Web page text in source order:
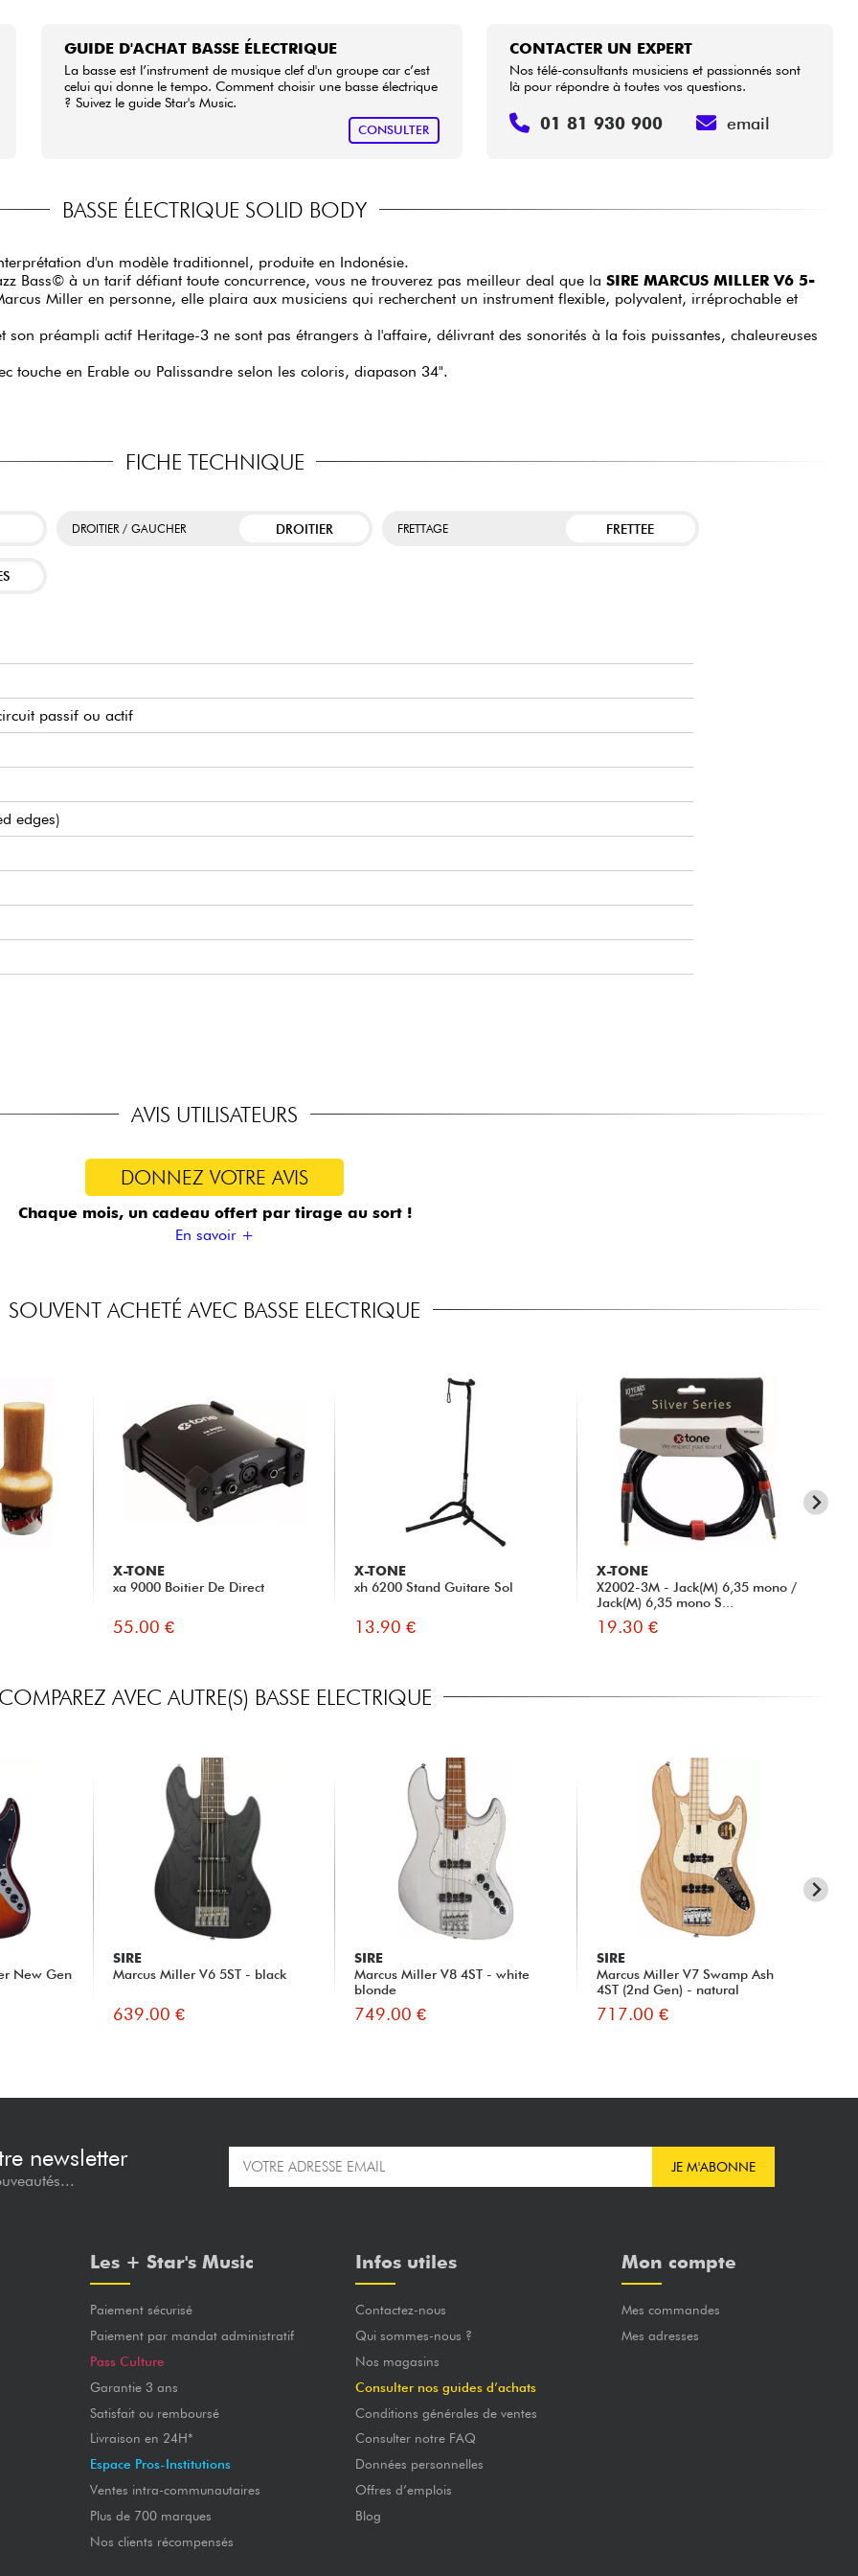
GUIDE D'ACHAT BASSE ÉLECTRIQUE
La basse est l’instrument de musique clef d'un groupe car c’est
celui qui donne le tempo. Comment choisir une basse électrique
? Suivez le guide Star's Music.
CONSULTER
CONTACTER UN EXPERT
Nos télé-consultants musiciens et passionnés sont
là pour répondre à toutes vos questions.
01 81 930 900 email
BASSE ÉLECTRIQUE SOLID BODY
d'un modèle traditionnel, produite en Indonésie.
Bass© à un tarif défiant toute concurrence, vous ne trouverez pas meilleur deal que la SIRE MARCUS MILLER V6 5-
Miller en personne, elle plaira aux musiciens qui recherchent un instrument flexible, polyvalent, irréprochable et
son préampli actif Heritage-3 ne sont pas étrangers à l'affaire, délivrant des sonorités à la fois puissantes, chaleureuses
touche en Erable ou Palissandre selon les coloris, diapason 34".
FICHE TECHNIQUE
DROITIER / GAUCHER DROITIER FRETTAGE FRETTEE
passif ou actif
edges)
active/passive (18v via 2x piles 9v)
Treble, Middle, Bass, Mini Toggle (Active / Passive )
bridge
Light Weight Open Gear
AVIS UTILISATEURS
DONNEZ VOTRE AVIS
Chaque mois, un cadeau offert par tirage au sort !
En savoir +
SOUVENT ACHETÉ AVEC BASSE ELECTRIQUE
X-TONE
xa 9000 Boitier De Direct
55.00 €
X-TONE
xh 6200 Stand Guitare Sol
13.90 €
X-TONE
X2002-3M - Jack(M) 6,35 mono /
Jack(M) 6,35 mono S...
19.30 €
COMPAREZ AVEC AUTRE(S) BASSE ELECTRIQUE
New Gen
SIRE
Marcus Miller V6 5ST - black
639.00 €
SIRE
Marcus Miller V8 4ST - white
blonde
749.00 €
SIRE
Marcus Miller V7 Swamp Ash
4ST (2nd Gen) - natural
717.00 €
newsletter JE M'ABONNE
Les + Star's Music
Paiement sécurisé
Paiement par mandat administratif
Pass Culture
Garantie 3 ans
Satisfait ou remboursé
Livraison en 24H*
Espace Pros-Institutions
Ventes intra-communautaires
Plus de 700 marques
Nos clients récompensés
Infos utiles
Contactez-nous
Qui sommes-nous ?
Nos magasins
Consulter nos guides d’achats
Conditions générales de ventes
Consulter notre FAQ
Données personnelles
Offres d’emplois
Blog
Mon compte
Mes commandes
Mes adresses